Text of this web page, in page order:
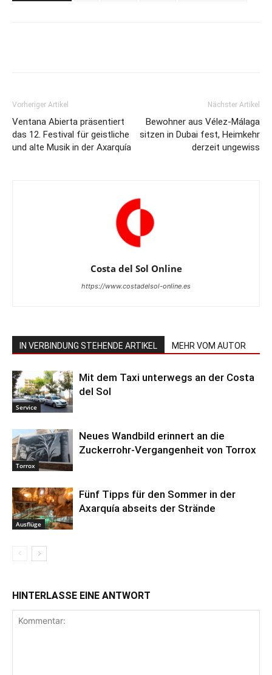
Vorheriger Artikel
Ventana Abierta präsentiert
das 12. Festival für geistliche
und alte Musik in der Axarquía
Nächster Artikel
Bewohner aus Vélez-Málaga
sitzen in Dubai fest, Heimkehr
derzeit ungewiss
Costa del Sol Online
https://www.costadelsol-online.es
IN VERBINDUNG STEHENDE ARTIKEL MEHR VOM AUTOR
Service
Mit dem Taxi unterwegs an der Costa
del Sol
Torrox
Neues Wandbild erinnert an die
Zuckerrohr-Vergangenheit von Torrox
Ausflüge
Fünf Tipps für den Sommer in der
Axarquía abseits der Strände
HINTERLASSE EINE ANTWORT